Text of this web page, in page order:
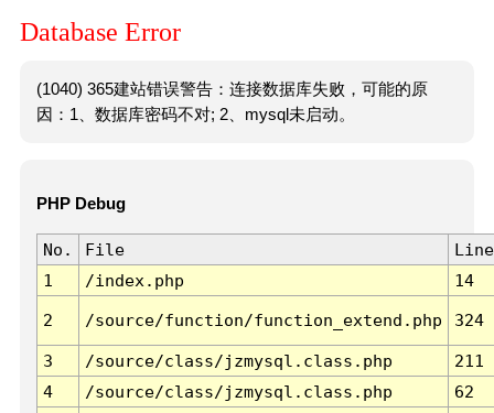
Database Error
(1040) 365建站错误警告：连接数据库失败，可能的原
因：1、数据库密码不对; 2、mysql未启动。
PHP Debug
No. File
Line
1
/index.php 14
2 /source/function/function_extend.php 324
3 /source/class/jzmysql.class.php
211
4
/source/class/jzmysql.class.php
62